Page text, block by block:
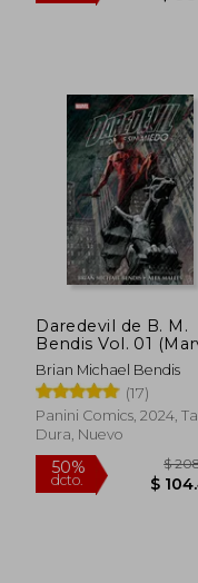
$
Daredevil de B. M.
Bendis Vol. 01
Omnibus)
Brian Michael Bendis
(17)
Panini Comics, 2024,
Dura, Nuevo